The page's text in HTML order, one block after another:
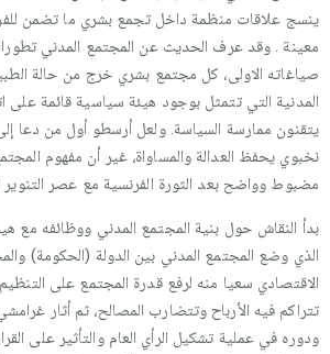
ينسج علاقات منظمة داخل تجمع بشري ما تضمن
معينة . وقد عرف الحديث عن المجتمع المدني
صياغاته الاولى، كل مجتمع بشري خرج من حالة
المدنية التي تتمثل بوجود هيئة سياسية قائمة على
يتقنون ممارسة السياسة. ولعل أرسطو أول من دعا
نخبوي يحفظ العدالة والمساواة، غير أن مفهوم
مضبوط وواضح بعد الثورة الفرنسية مع عصر التنوير
بدأ النقاش حول بنية المجتمع المدني ووظائفه مع
الذي وضع المجتمع المدني بين الدولة (الحكومة)
الاقتصادي سعيا منه لرفع قدرة المجتمع على
تتراكم فيه الأرباح وتتضارب المصالح، ثم أثار
ودوره في عملية تشكيل الرأي العام والتأثير على